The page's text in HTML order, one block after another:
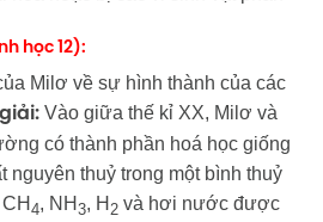
học 12):
Milơ về sự hình thành của các
giải:Vào giữa thế kỉ XX, Milơ và
có thành phần hoá học giống
nguyên thuỷ trong một bình thuỷ
4, NH 3, H 2và hơi nước được